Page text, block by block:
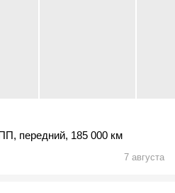
, передний, 185 000 км
7 августа